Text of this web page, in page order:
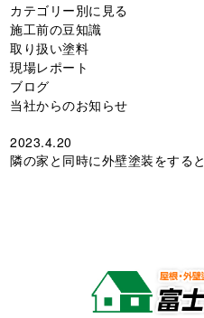
カテゴリー別に見る
施工前の豆知識
取り扱い塗料
現場レポート
ブログ
当社からのお知らせ
2023.4.20
隣の家と同時に外壁塗装をする